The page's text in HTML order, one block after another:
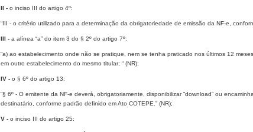
II - o inciso III do artigo 4º:
“III - o critério utilizado para a determinação da obrigatoriedade de emissão da NF-e,
III -a alínea “a” do item 3 do § 2º do artigo 7º:
“a) ao estabelecimento onde não se pratique, nem se tenha praticado nos últimos 12
em outro estabelecimento do mesmo titular; “ (NR);
IV -o § 6º do artigo 13:
“§ 6º - O emitente da NF-e deverá, obrigatoriamente, disponibilizar “download” ou
destinatário, conforme padrão definido em Ato COTEPE.” (NR);
V - o inciso III do artigo 25: